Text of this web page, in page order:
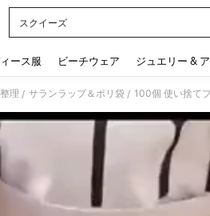
スクイーズ
ース服 ビーチウェア ジュエリー &
理 / サランラップ＆ポリ袋 /